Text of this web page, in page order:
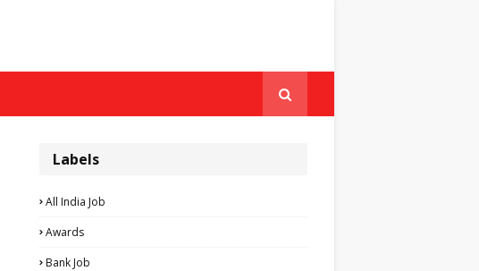
Labels
All India Job
Awards
Bank Job